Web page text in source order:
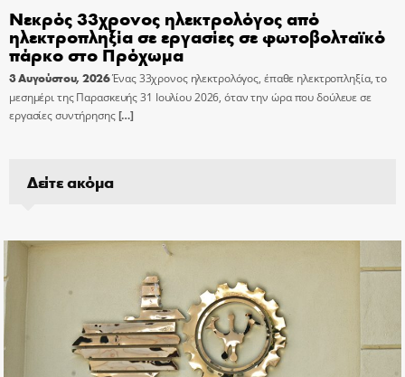
Νεκρός 33χρονος ηλεκτρολόγος από
ηλεκτροπληξία σε εργασίες σε φωτοβολταϊκό
πάρκο στο Πρόχωμα
3 Αυγούστου, 2026Ένας 33χρονος ηλεκτρολόγος, έπαθε ηλεκτροπληξία, το
μεσημέρι της Παρασκευής 31 Ιουλίου 2026, όταν την ώρα που δούλευε σε
εργασίες συντήρησης[…]
Δείτε ακόμα